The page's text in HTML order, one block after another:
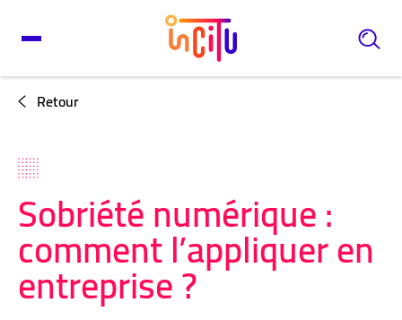
Retour
Sobriété numérique :
comment l’appliquer en
entreprise ?